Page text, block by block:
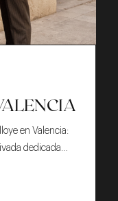
en Valencia:
dedicada…